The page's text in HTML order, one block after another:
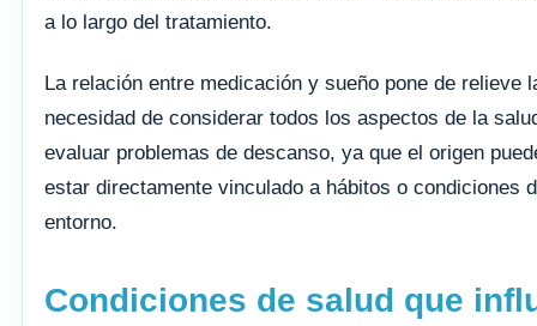
a lo largo del tratamiento.
La relación entre medicación y sueño pone de relieve
necesidad de considerar todos los aspectos de la
evaluar problemas de descanso, ya que el origen
estar directamente vinculado a hábitos o condiciones
entorno.
Condiciones de salud que